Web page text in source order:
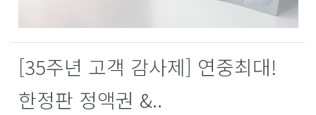
[35주년 고객 감사제] 연중최대!
한정판 정액권 &..